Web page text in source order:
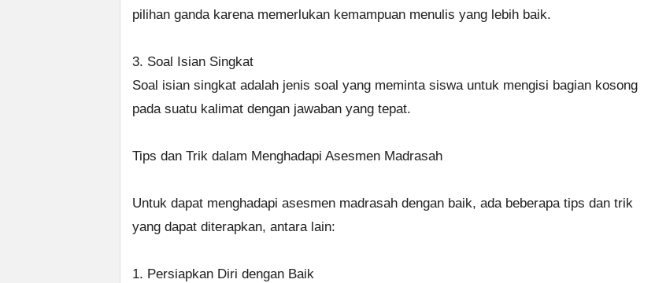
pilihan ganda karena memerlukan kemampuan menulis yang lebih baik.
3. Soal Isian Singkat
Soal isian singkat adalah jenis soal yang meminta siswa untuk mengisi bagian kosong
pada suatu kalimat dengan jawaban yang tepat.
Tips dan Trik dalam Menghadapi Asesmen Madrasah
Untuk dapat menghadapi asesmen madrasah dengan baik, ada beberapa tips dan trik
yang dapat diterapkan, antara lain:
1. Persiapkan Diri dengan Baik